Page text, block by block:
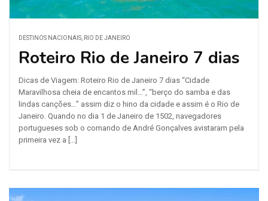
DESTINOS NACIONAIS RIO DE JANEIRO
Roteiro Rio de Janeiro 7 dias
Dicas de Viagem: Roteiro Rio de Janeiro 7 dias “Cidade
Maravilhosa cheia de encantos mil…”, “berço do samba e das
lindas canções…” assim diz o hino da cidade e assim é o Rio de
Janeiro. Quando no dia 1 de Janeiro de 1502, navegadores
portugueses sob o comando de André Gonçalves avistaram pela
primeira vez a […]